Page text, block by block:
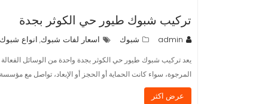
تركيب شبوك طيور حي الكوثر بجدة
admin شبوك اسعار لفات شبوك, انواع شبوك
يعد تركيب شبوك طيور حي الكوثر بجدة واحدة من الوسائل الفعالة
المرجوة، سواء كانت الحماية أو الحجز أو الإبعاد، تواصل مع
عرض اكثر